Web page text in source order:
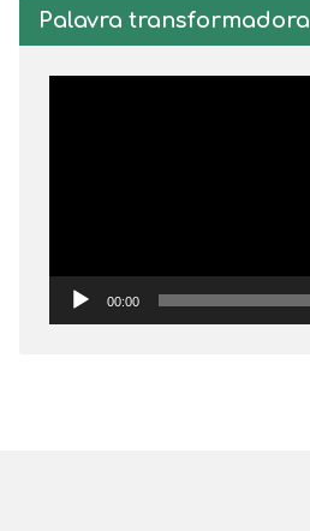
Palavra transformadora
00:00